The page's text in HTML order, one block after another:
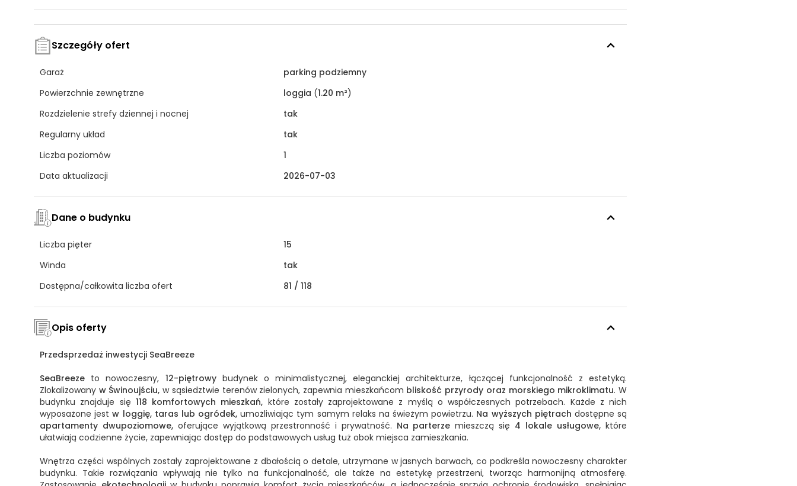
Szczegóły ofert
Garaż
parking podziemny
Powierzchnie zewnętrzne
loggia (1.20 m²)
Rozdzielenie strefy dziennej i nocnej
tak
Regularny układ
tak
Liczba poziomów
1
Data aktualizacji
2026-07-03
Dane o budynku
Liczba pięter
15
Winda
tak
Dostępna/całkowita liczba ofert
81 / 118
Opis oferty
Przedsprzedaż inwestycji SeaBreeze
SeaBreeze to nowoczesny, 12-piętrowybudynek o minimalistycznej, eleganckiej architekturze, łączącej funkcjonalność z estetyką.
Zlokalizowany w Świnoujściu, w sąsiedztwie terenów zielonych, zapewnia mieszkańcom bliskość przyrody oraz morskiego mikroklimatu. W
budynku znajduje się 118 komfortowych mieszkań, które zostały zaprojektowane z myślą o współczesnych potrzebach. Każde z nich
wyposażone jestw loggię, taras lub ogródek, umożliwiając tym samym relaks na świeżym powietrzu. Na wyższych piętrach dostępne są
apartamenty dwupoziomowe,oferujące wyjątkową przestronność i prywatność. Na parterze mieszczą się 4 lokale usługowe, które
ułatwiają codzienne życie, zapewniając dostęp do podstawowych usług tuż obok miejsca zamieszkania.
Wnętrza części wspólnych zostały zaprojektowane z dbałością o detale, utrzymane w jasnych barwach, co podkreśla nowoczesny charakter
budynku. Takie rozwiązania wpływają nie tylko na funkcjonalność, ale także na estetykę przestrzeni, tworząc harmonijną atmosferę.